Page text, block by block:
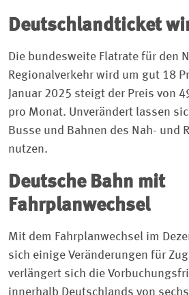
Deutschlandticket
Die bundesweite Flatrate für den
Regionalverkehr wird um gut 18
Januar 2025 steigt der Preis von
pro Monat. Unverändert lassen
Busse und Bahnen des Nah- und
nutzen.
Deutsche Bahn mit
Fahrplanwechsel
Mit dem Fahrplanwechsel im
sich einige Veränderungen für
verlängert sich die
innerhalb Deutschlands von